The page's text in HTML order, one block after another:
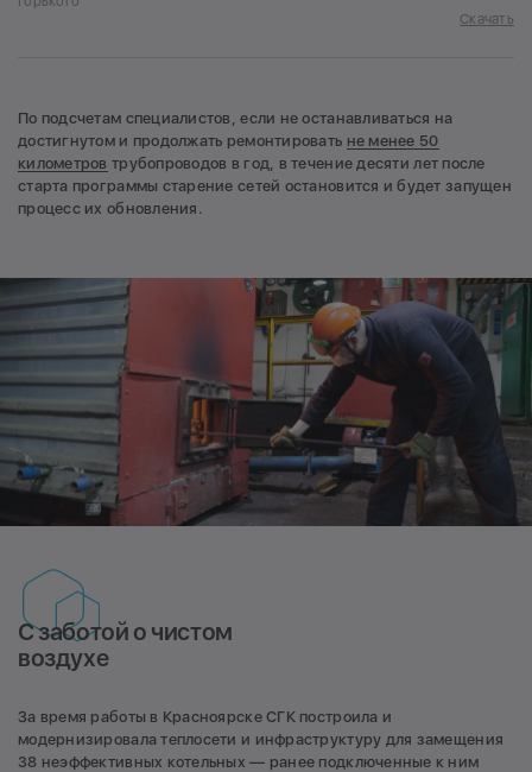
Скачать
По подсчетам специалистов, если не останавливаться на
достигнутом и продолжать ремонтировать не менее 50
километров трубопроводов в год, в течение десяти лет после
старта программы старение сетей остановится и будет запущен
процесс их обновления.
С заботой о чистом
воздухе
За время работы в Красноярске СГК построила и
модернизировала теплосети и инфраструктуру для замещения
38 неэффективных котельных — ранее подключенные к ним